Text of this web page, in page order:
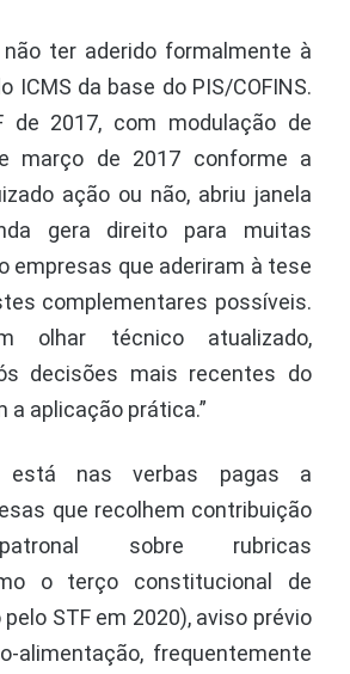
ter aderido formalmente à
ICMS da base do PIS/COFINS.
de 2017, com modulação de
março de 2017 conforme a
ação ou não, abriu janela
gera direito para muitas
empresas que aderiram à tese
complementares possíveis.
olhar técnico atualizado,
decisões mais recentes do
a aplicação prática.”
está nas verbas pagas a
que recolhem contribuição
sobre rubricas
o terço constitucional de
STF em 2020), aviso prévio
alimentação, frequentemente